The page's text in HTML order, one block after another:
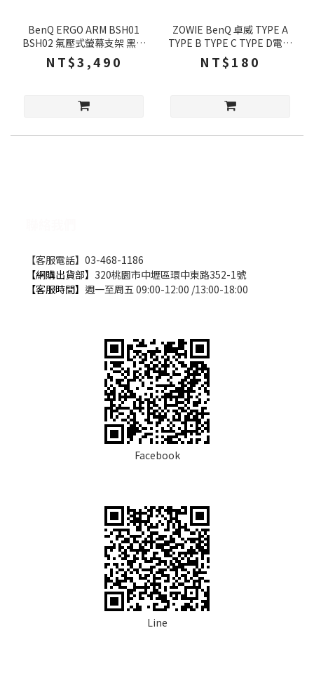
BenQ ERGO ARM BSH01
BSH02 氣壓式螢幕支架 黑色
白色 兩種安裝模式 17-45吋
適用 專業傾斜調節系統 螢幕
NT$3,490
ZOWIE BenQ 卓威 TYPE A
TYPE B TYPE C TYPE D電競
滑鼠專用鼠貼 黑/白色/EC/FK
NT$180
【客服電話】03-468-1186
【網購出貨部】 320桃園市中壢區環中東路352-1號
【客服時間】 週一至周五 09:00-12:00 /13:00-18:00
Facebook
Line